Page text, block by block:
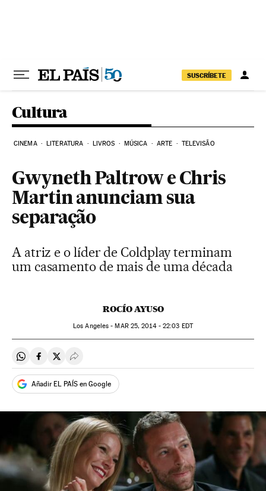
SUSCRÍBETE
Cultura
CINEMA LITERATURA LIVROS MÚSICA ARTE TELEVISÃO
Gwyneth Paltrow e Chris
Martin anunciam sua
separação
A atriz e o líder de Coldplay terminam
um casamento de mais de uma década
ROCÍO AYUSO
Los Angeles -MAR25, 2014 - 22:03 EDT
Compartir en Whatsapp
Compartir en Facebook
Compartir en Twitter
Desplegar Redes Sociales
Añadir EL PAÍS en Google